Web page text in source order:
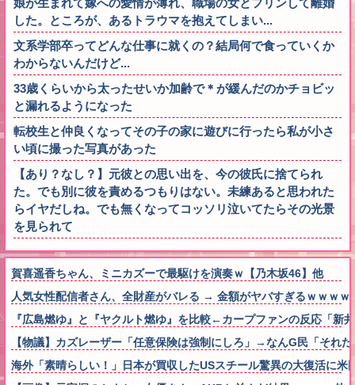
娘が生まれて嫁への愛情が薄れ、職場の女とフリンして離婚
した。ところが、あるトラウマを抱えてしまい...
文系学部卒ってどんな仕事に就くの？結局何で食っていくか
わからないんだけど...
33歳くらいから太ったせいか加齢で＊が緩んだのかチョビッ
と漏れるようになった
転校生と仲良くなってその子の家に遊びに行ったら私が小さ
い頃に撮った写真があった
【あり？なし？】元彼との思い出を、今の彼氏に捨てられ
た。でも別に彼を責めるつもりはない。未練あると思われた
らイヤだしね。でも無くなってコッソリ泣いてたらその光景
を見られて
賀喜遥香ちゃん、ミニカズーで最駆けを演奏ｗ【乃木坂46】他
人気女性配信者さん、全財産がバレる → 金額がヤバすぎるｗｗｗｗ
『広島燃ゆ』と『ヤクルト燃ゆ』を比較←カープファンの反応「新
【物議】カズレーザー「任意保険は強制にしろ」→なんG民「それ
海外「素晴らしい！」日本が買収したUSスチール驚異の大復活に米